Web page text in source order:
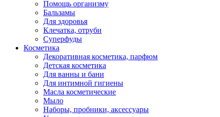
Помощь организму
Бальзамы
Для здоровья
Клечатка, отруби
Суперфуды
Косметика
Декоративная косметика, парфюм
Детская косметика
Для ванны и бани
Для интимной гигиены
Масла косметические
Мыло
Наборы, пробники, аксессуары